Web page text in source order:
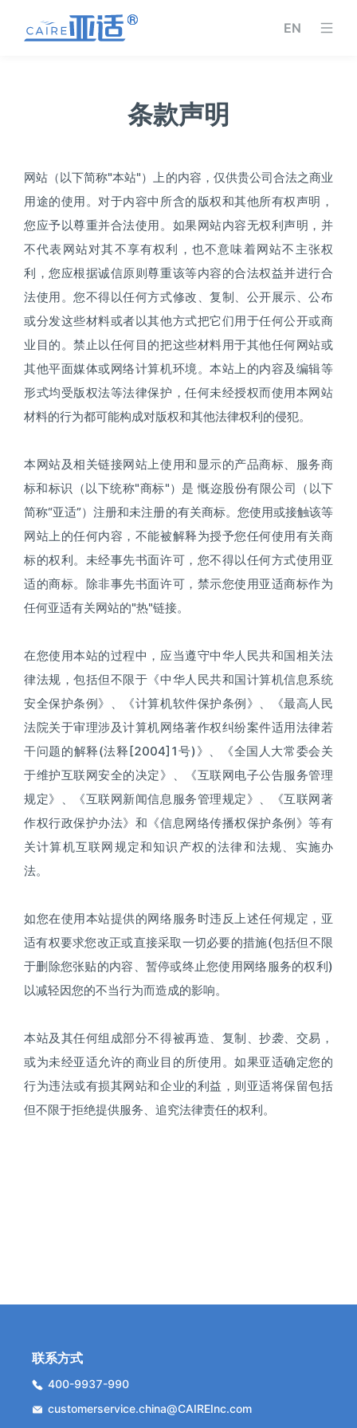
EN
条款声明
网站（以下简称"本站"）上的内容，仅供贵公司合法之商业
用途的使用。对于内容中所含的版权和其他所有权声明，
您应予以尊重并合法使用。如果网站内容无权利声明，并
不代表网站对其不享有权利，也不意味着网站不主张权
利，您应根据诚信原则尊重该等内容的合法权益并进行合
法使用。您不得以任何方式修改、复制、公开展示、公布
或分发这些材料或者以其他方式把它们用于任何公开或商
业目的。禁止以任何目的把这些材料用于其他任何网站或
其他平面媒体或网络计算机环境。本站上的内容及编辑等
形式均受版权法等法律保护，任何未经授权而使用本网站
材料的行为都可能构成对版权和其他法律权利的侵犯。
本网站及相关链接网站上使用和显示的产品商标、服务商
标和标识（以下统称"商标"）是 慨迩股份有限公司（以下
简称“亚适”）注册和未注册的有关商标。您使用或接触该等
网站上的任何内容，不能被解释为授予您任何使用有关商
标的权利。未经事先书面许可，您不得以任何方式使用亚
适的商标。除非事先书面许可，禁示您使用亚适商标作为
任何亚适有关网站的"热"链接。
在您使用本站的过程中，应当遵守中华人民共和国相关法
律法规，包括但不限于《中华人民共和国计算机信息系统
安全保护条例》、《计算机软件保护条例》、《最高人民
法院关于审理涉及计算机网络著作权纠纷案件适用法律若
干问题的解释(法释[2004]1号)》、《全国人大常委会关
于维护互联网安全的决定》、《互联网电子公告服务管理
规定》、《互联网新闻信息服务管理规定》、《互联网著
作权行政保护办法》和《信息网络传播权保护条例》等有
关计算机互联网规定和知识产权的法律和法规、实施办
法。
如您在使用本站提供的网络服务时违反上述任何规定，亚
适有权要求您改正或直接采取一切必要的措施(包括但不限
于删除您张贴的内容、暂停或终止您使用网络服务的权利)
以减轻因您的不当行为而造成的影响。
本站及其任何组成部分不得被再造、复制、抄袭、交易，
或为未经亚适允许的商业目的所使用。如果亚适确定您的
行为违法或有损其网站和企业的利益，则亚适将保留包括
但不限于拒绝提供服务、追究法律责任的权利。
联系方式
400-9937-990
customerservice.china@CAIREInc.com